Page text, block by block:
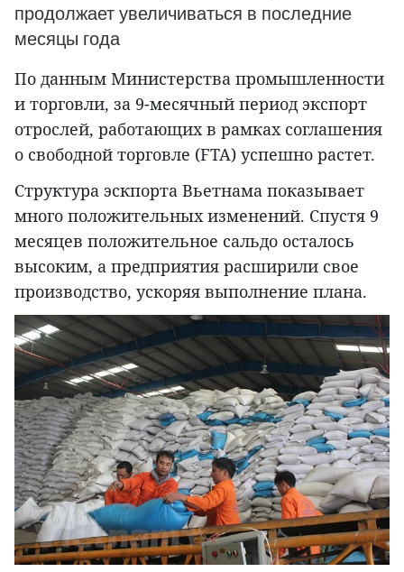
продолжает увеличиваться в последние
месяцы года
По данным Министерства промышленности
и торговли, за 9-месячный период экспорт
отрослей, работающих в рамках соглашения
о свободной торговле (FTA) успешно растет.
Структура эскпорта Вьетнама показывает
много положительных изменений. Спустя 9
месяцев положительное сальдо осталось
высоким, а предприятия расширили свое
производство, ускоряя выполнение плана.